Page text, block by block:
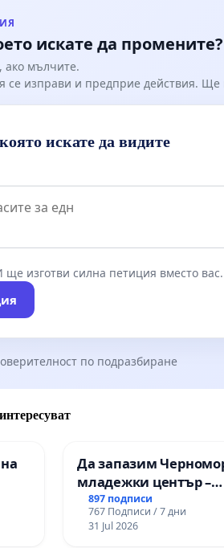
искате да промените?
ако мълчите.
се изправи и предприе действия.
искате да видите
изготви силна петиция вместо вас.
по подразбиране
Да запазим
младежки център –
пространство за
Варна
897 подписи
767 Подписи / 7 дни
31 Jul 2026